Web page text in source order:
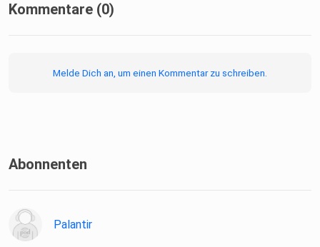
Kommentare (0)
Melde Dich an, um einen Kommentar zu schreiben.
Abonnenten
Palantir